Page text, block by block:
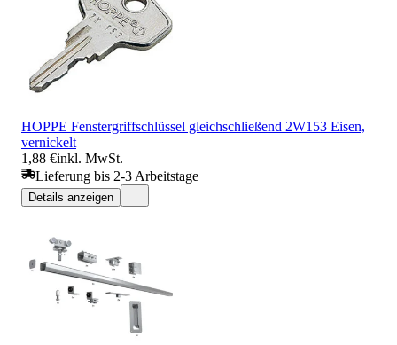
HOPPE Fenstergriffschlüssel gleichschließend 2W153 Eisen,
vernickelt
1,88 €inkl. MwSt.
Lieferung bis 2-3 Arbeitstage
Details anzeigen